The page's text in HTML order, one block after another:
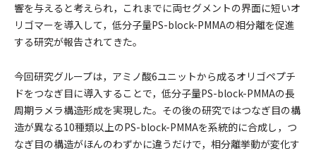
響を与えると考えられ，これまでに両セグメントの界面に短いオ
リゴマーを導入して，低分子量PS-block-PMMAの相分離を促進
する研究が報告されてきた。
今回研究グループは，アミノ酸6ユニットから成るオリゴペプチ
ドをつなぎ目に導入することで，低分子量PS-block-PMMAの長
周期ラメラ構造形成を実現した。その後の研究ではつなぎ目の構
造が異なる10種類以上のPS-block-PMMAを系統的に合成し，つ
なぎ目の構造がほんのわずかに違うだけで，相分離挙動が変化す